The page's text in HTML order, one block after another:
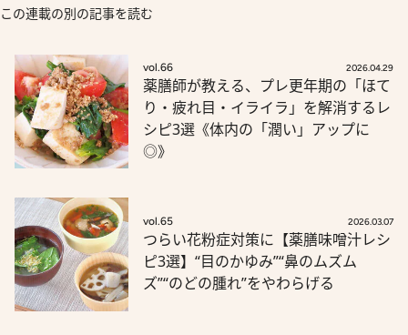
この連載の別の記事を読む
vol.66 2026.04.29
薬膳師が教える、プレ更年期の「ほて
り・疲れ目・イライラ」を解消するレ
シピ3選《体内の「潤い」アップに
◎》
vol.65 2026.03.07
つらい花粉症対策に【薬膳味噌汁レシ
ピ3選】“目のかゆみ”“鼻のムズム
ズ”“のどの腫れ”をやわらげる